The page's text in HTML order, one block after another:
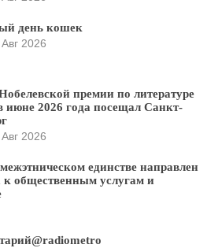
день кошек
2026
премии по литературе
2026 года посещал Санкт-
2026
единстве направлен
к общественным услугам и